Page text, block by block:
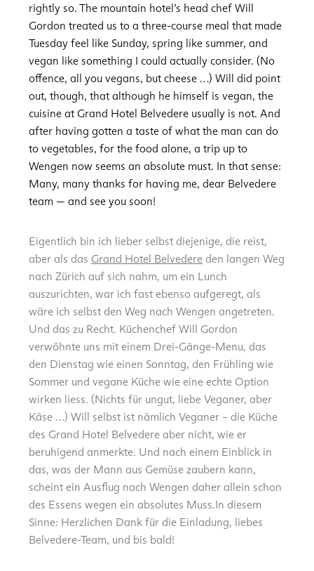
rightly so. The mountain hotel’s head chef Will
Gordon treated us to a three-course meal that made
Tuesday feel like Sunday, spring like summer, and
vegan like something I could actually consider. (No
offence, all you vegans, but cheese …) Will did point
out, though, that although he himself is vegan, the
cuisine at Grand Hotel Belvedere usually is not. And
after having gotten a taste of what the man can do
to vegetables, for the food alone, a trip up to
Wengen now seems an absolute must. In that sense:
Many, many thanks for having me, dear Belvedere
team — and see you soon!
Eigentlich bin ich lieber selbst diejenige, die reist,
aber als das Grand Hotel Belvedere den langen Weg
nach Zürich auf sich nahm, um ein Lunch
auszurichten, war ich fast ebenso aufgeregt, als
wäre ich selbst den Weg nach Wengen angetreten.
Und das zu Recht. Küchenchef Will Gordon
verwöhnte uns mit einem Drei-Gänge-Menu, das
den Dienstag wie einen Sonntag, den Frühling wie
Sommer und vegane Küche wie eine echte Option
wirken liess. (Nichts für ungut, liebe Veganer, aber
Käse …) Will selbst ist nämlich Veganer – die Küche
des Grand Hotel Belvedere aber nicht, wie er
beruhigend anmerkte. Und nach einem Einblick in
das, was der Mann aus Gemüse zaubern kann,
scheint ein Ausflug nach Wengen daher allein schon
des Essens wegen ein absolutes Muss.In diesem
Sinne: Herzlichen Dank für die Einladung, liebes
Belvedere-Team, und bis bald!